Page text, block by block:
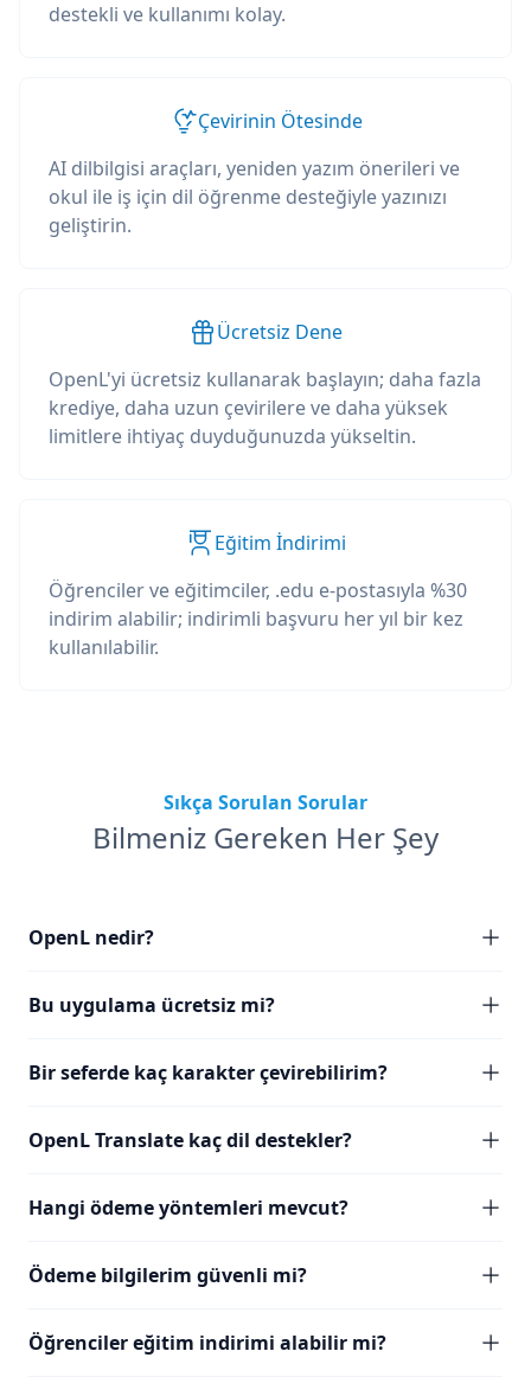
destekli ve kullanımı kolay.
Çevirinin Ötesinde
AI dilbilgisi araçları, yeniden yazım önerileri ve
okul ile iş için dil öğrenme desteğiyle yazınızı
geliştirin.
Ücretsiz Dene
OpenL'yi ücretsiz kullanarak başlayın; daha fazla
krediye, daha uzun çevirilere ve daha yüksek
limitlere ihtiyaç duyduğunuzda yükseltin.
Eğitim İndirimi
Öğrenciler ve eğitimciler, .edu e-postasıyla %30
indirim alabilir; indirimli başvuru her yıl bir kez
kullanılabilir.
Sıkça Sorulan Sorular
Bilmeniz Gereken Her Şey
OpenL nedir?
Bu uygulama ücretsiz mi?
Bir seferde kaç karakter çevirebilirim?
OpenL Translate kaç dil destekler?
Hangi ödeme yöntemleri mevcut?
Ödeme bilgilerim güvenli mi?
Öğrenciler eğitim indirimi alabilir mi?